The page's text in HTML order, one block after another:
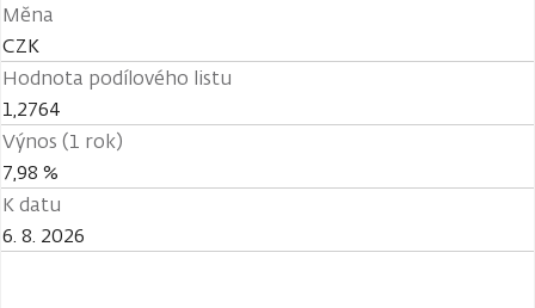
Měna
CZK
Hodnota podílového listu
1,2764
Výnos (1 rok)
7,98 %
K datu
6. 8. 2026